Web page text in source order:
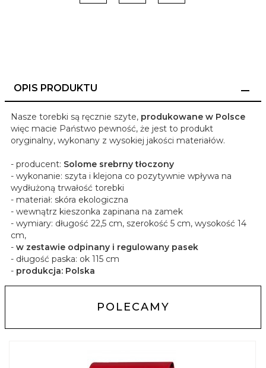
OPIS PRODUKTU
Nasze torebki są ręcznie szyte, produkowane w Polsce
więc macie Państwo pewność, że jest to produkt
oryginalny, wykonany z wysokiej jakości materiałów.
- producent: Solome srebrny tłoczony
- wykonanie: szyta i klejona co pozytywnie wpływa na
wydłużoną trwałość torebki
- materiał: skóra ekologiczna
- wewnątrz kieszonka zapinana na zamek
- wymiary: długość 22,5 cm, szerokość 5 cm, wysokość 14
cm,
- w zestawie odpinany i regulowany pasek
- długość paska: ok 115 cm
- produkcja: Polska
POLECAMY